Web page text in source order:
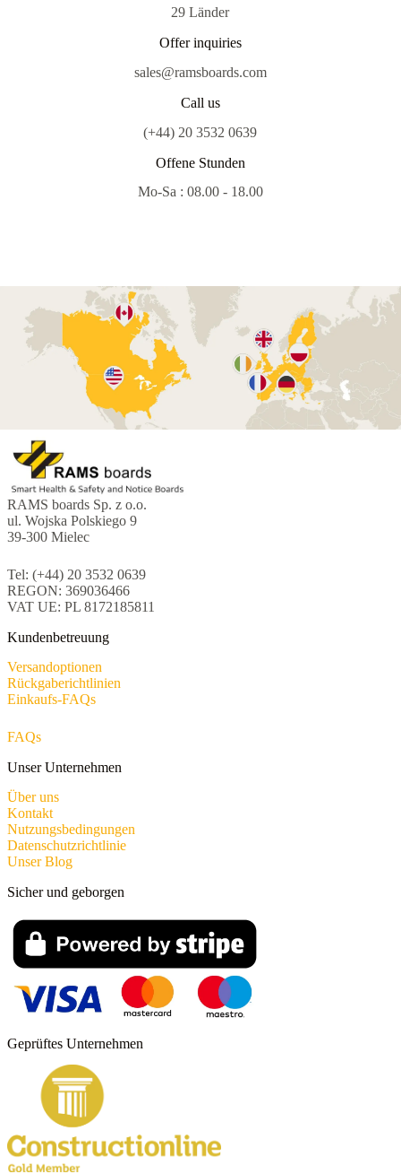
29 Länder
Offer inquiries
sales@ramsboards.com
Call us
(+44) 20 3532 0639
Offene Stunden
Mo-Sa : 08.00 - 18.00
RAMS boards Sp. z o.o.
ul. Wojska Polskiego 9
39-300 Mielec
Tel: (+44) 20 3532 0639
REGON: 369036466
VAT UE: PL 8172185811
Kundenbetreuung
Versandoptionen
Rückgaberichtlinien
Einkaufs-FAQs
FAQs
Unser Unternehmen
Über uns
Kontakt
Nutzungsbedingungen
Datenschutzrichtlinie
Unser Blog
Geprüftes Unternehmen
Sicher und geborgen